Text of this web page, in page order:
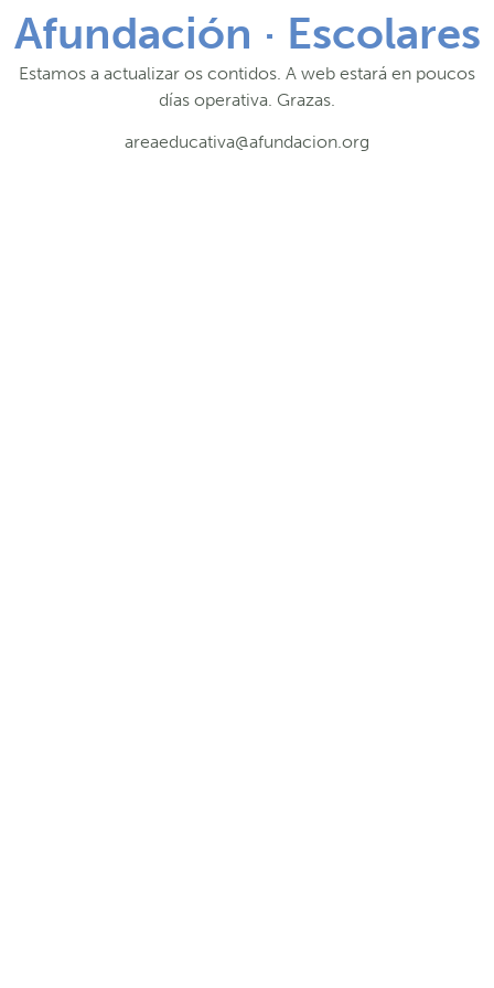
Afundación · Escolares
Estamos a actualizar os contidos. A web estará en poucos
días operativa. Grazas.
areaeducativa@afundacion.org